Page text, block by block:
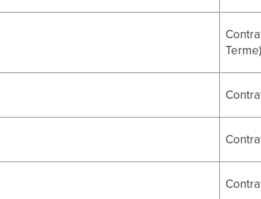
Terme)